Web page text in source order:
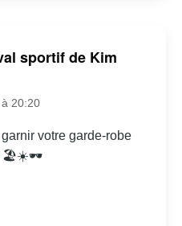
sportif de Kim
20:20
votre garde-robe
? 🏖☀🕶